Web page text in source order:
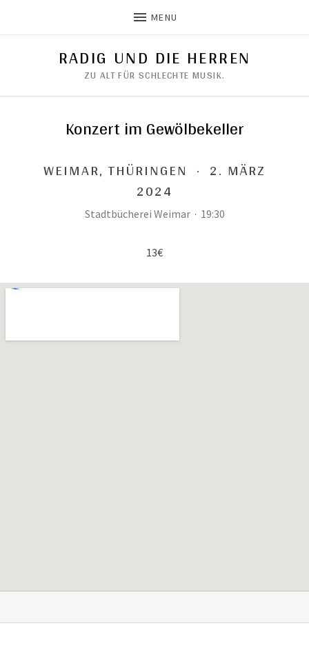
MENU
RADIG UND DIE HERREN
ZU ALT FÜR SCHLECHTE MUSIK.
Konzert im Gewölbekeller
WEIMAR, THÜRINGEN · 2. MÄRZ
2024
Stadtbücherei Weimar · 19:30
13€